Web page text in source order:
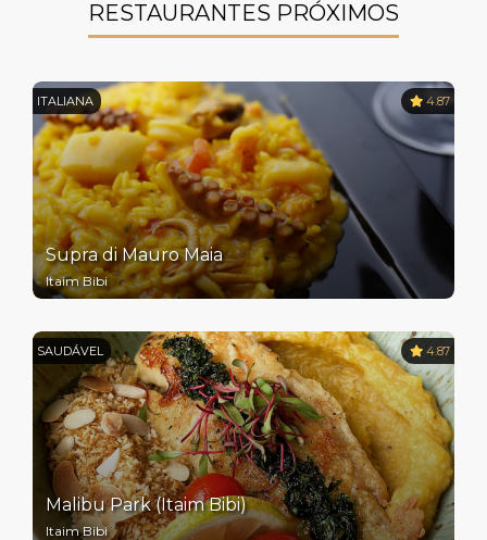
RESTAURANTES PRÓXIMOS
ITALIANA 4.87
Supra di Mauro Maia
Itaim Bibi
SAUDÁVEL 4.87
Malibu Park (Itaim Bibi)
Itaim Bibi